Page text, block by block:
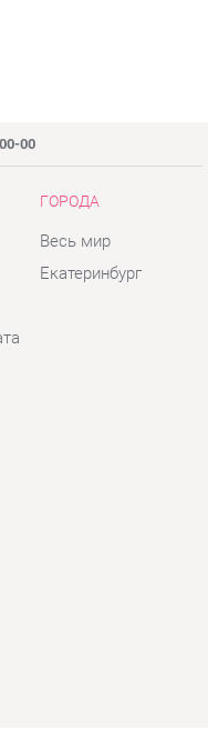
ГОРОДА
Екатеринбург